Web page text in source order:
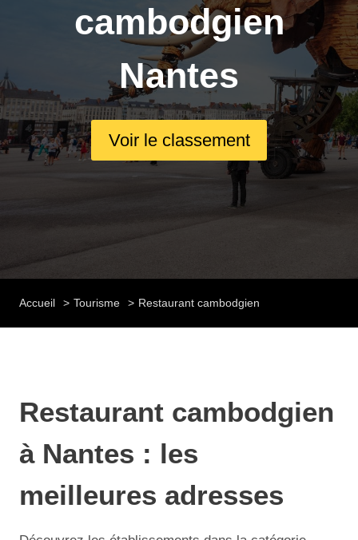
cambodgien
Nantes
Voir le classement
Accueil Tourisme Restaurant cambodgien
Restaurant cambodgien
à Nantes : les
meilleures adresses